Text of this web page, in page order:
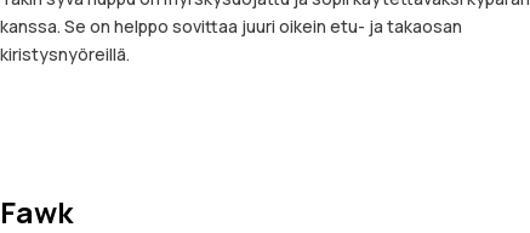
kanssa. Se on helppo sovittaa juuri oikein etu- ja takaosan
kiristysnyöreillä.
Fawk